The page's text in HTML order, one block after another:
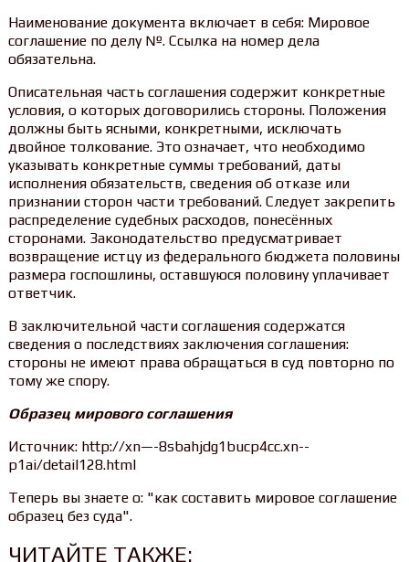
Наименование документа включает в себя: Мировое
соглашение по делу №. Ссылка на номер дела
обязательна.
Описательная часть соглашения содержит конкретные
условия, о которых договорились стороны. Положения
должны быть ясными, конкретными, исключать
двойное толкование. Это означает, что необходимо
указывать конкретные суммы требований, даты
исполнения обязательств, сведения об отказе или
признании сторон части требований. Следует закрепить
распределение судебных расходов, понесённых
сторонами. Законодательство предусматривает
возвращение истцу из федерального бюджета половины
размера госпошлины, оставшуюся половину уплачивает
ответчик.
В заключительной части соглашения содержатся
сведения о последствиях заключения соглашения:
стороны не имеют права обращаться в суд повторно по
тому же спору.
Образец мирового соглашения
Источник: http://xn—-8sbahjdg1bucp4cc.xn--
p1ai/detail128.html
Теперь вы знаете о: "как составить мировое соглашение
образец без суда".
ЧИТАЙТЕ ТАКЖЕ: